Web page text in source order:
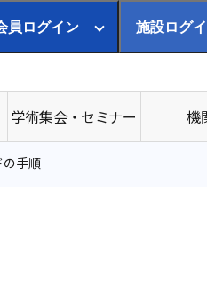
員ログイン 施設ログ
学術集会・セミナー 機
手順